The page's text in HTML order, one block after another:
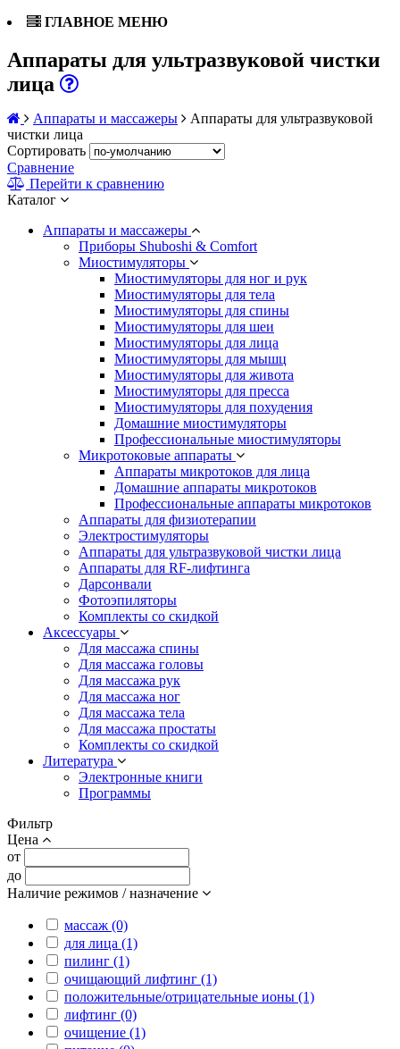
ГЛАВНОЕ МЕНЮ
Аппараты для ультразвуковой чистки
лица
Аппараты и массажеры
Аппараты для ультразвуковой
чистки лица
Сортировать
Сравнение
Перейти к сравнению
Каталог
Аппараты и массажеры
Приборы Shuboshi & Comfort
Миостимуляторы
Миостимуляторы для ног и рук
Миостимуляторы для тела
Миостимуляторы для спины
Миостимуляторы для шеи
Миостимуляторы для лица
Миостимуляторы для мышц
Миостимуляторы для живота
Миостимуляторы для пресса
Миостимуляторы для похудения
Домашние миостимуляторы
Профессиональные миостимуляторы
Микротоковые аппараты
Аппараты микротоков для лица
Домашние аппараты микротоков
Профессиональные аппараты микротоков
Аппараты для физиотерапии
Электростимуляторы
Аппараты для ультразвуковой чистки лица
Аппараты для RF-лифтинга
Дарсонвали
Фотоэпиляторы
Комплекты со скидкой
Аксессуары
Для массажа спины
Для массажа головы
Для массажа рук
Для массажа ног
Для массажа тела
Для массажа простаты
Комплекты со скидкой
Литература
Электронные книги
Программы
Фильтр
Цена
от
до
Наличие режимов / назначение
массаж (0)
для лица (1)
пилинг (1)
очищающий лифтинг (1)
положительные/отрицательные ионы (1)
лифтинг (0)
очищение (1)